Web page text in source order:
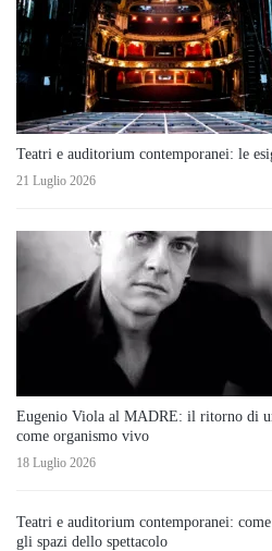
Teatri e auditorium contemporanei: le
21 Luglio 2026
Eugenio Viola al MADRE: il ritorno di
come organismo vivo
18 Luglio 2026
Teatri e auditorium contemporanei:
gli spazi dello spettacolo